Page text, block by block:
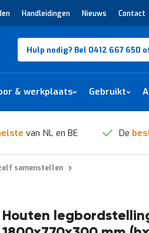
Handleidingen Nieuws Contact
Hulp nodig? Bel 0412 667 650
& werkplaats Gebruikt
van NL en BE De
samenstellen
Houten